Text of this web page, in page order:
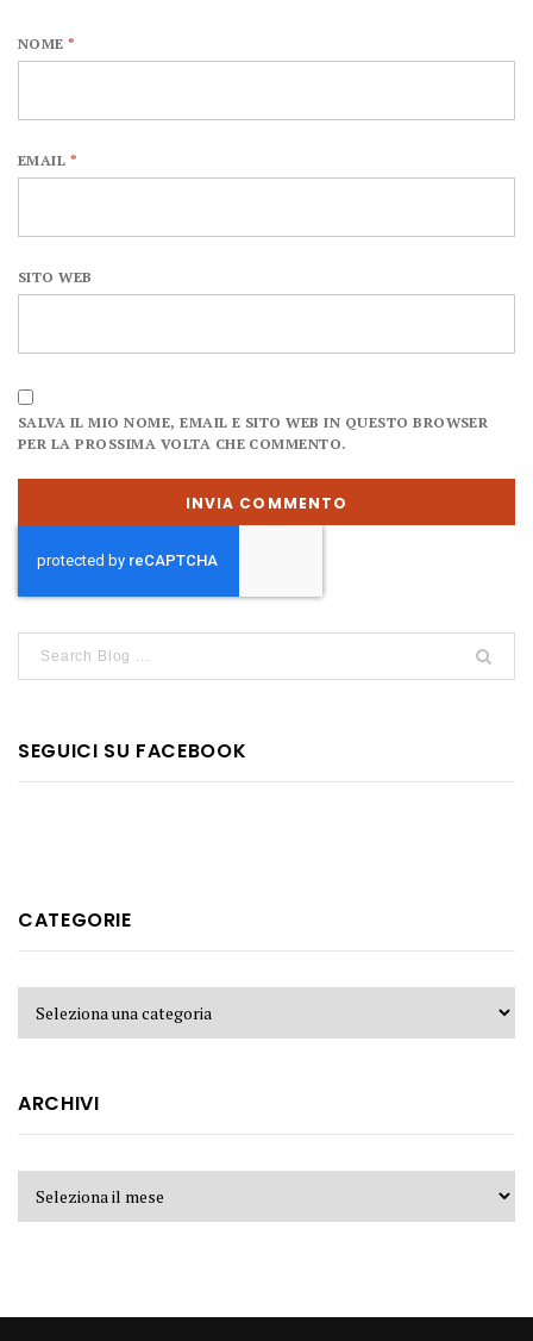
NOME*
EMAIL *
SITO WEB
SALVA IL MIO NOME, EMAIL E SITO WEB IN QUESTO BROWSER
PER LA PROSSIMA VOLTA CHE COMMENTO.
SEGUICI SU FACEBOOK
CATEGORIE
ARCHIVI